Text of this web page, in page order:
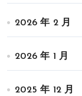
2026 年 2 月
2026 年 1 月
2025 年 12 月